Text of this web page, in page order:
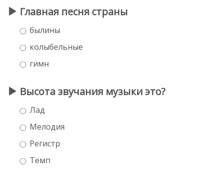
Главная песня страны
былины
колыбельные
гимн
Высота звучания музыки это?
Лад
Мелодия
Регистр
Темп